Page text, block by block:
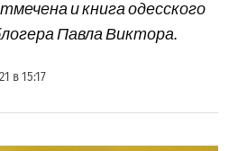
и книга одесского
Павла Виктора.
в 15:17